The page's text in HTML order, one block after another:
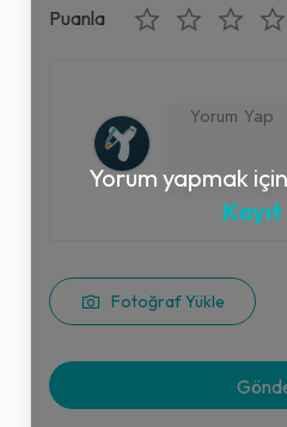
Puanla
Fotoğraf Yükle
Yorum yapmak için